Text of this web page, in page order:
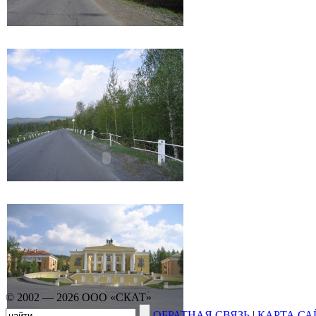
© 2002 — 2026 ООО «СКАТ»